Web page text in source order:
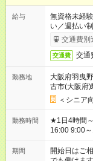
給与
無資格未経
い／週払い
完了次第の
交通費別
交通費 交通
勤務地
大阪府羽曳
古市(大阪府)
＜シニア
勤務時間
★1日4時間～の時短シフ
16:00 9:00～
場合、他の
ん ※法令に
となります
期間
開始日はご